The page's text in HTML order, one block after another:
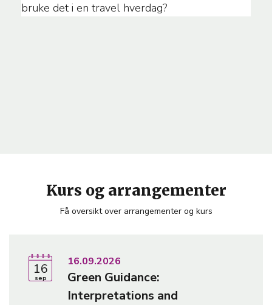
bruke det i en travel hverdag?
Kurs og arrangementer
Få oversikt over arrangementer og kurs
16
sep
Green Guidance:
Interpretations and
16.09.2026